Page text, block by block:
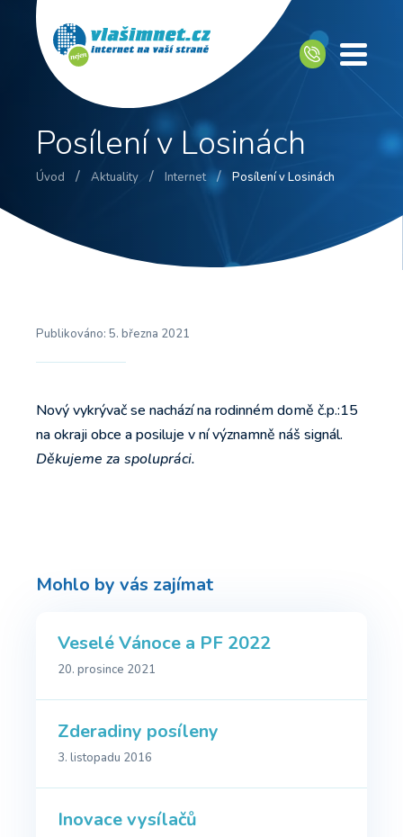
Posílení v Losinách
Úvod / Aktuality / Internet / Posílení v Losinách
Publikováno: 5. března 2021
Nový vykrývač se nachází na rodinném domě č.p.:15
na okraji obce a posiluje v ní významně náš signál.
Děkujeme za spolupráci.
Mohlo by vás zajímat
Veselé Vánoce a PF 2022
20. prosince 2021
Zderadiny posíleny
3. listopadu 2016
Inovace vysílačů